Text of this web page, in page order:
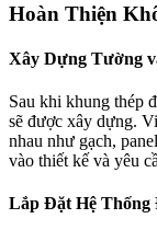
Hoàn Thiện
Xây Dựng Tường
Sau khi khung thép
sẽ được xây dựng.
nhau như gạch,
vào thiết kế và yêu
Lắp Đặt Hệ Thống